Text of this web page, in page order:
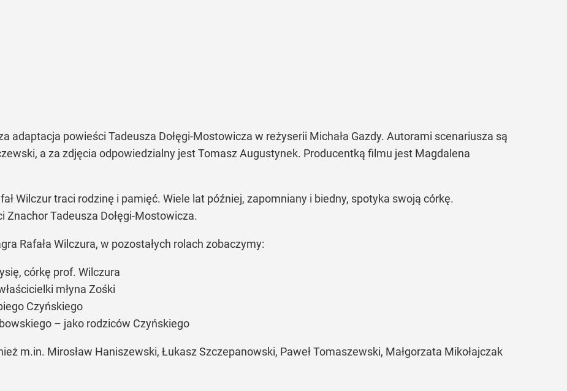
adaptacja powieści Tadeusza Dołęgi-Mostowicza w reżyserii Michała Gazdy. Autorami scenariusza są
a za zdjęcia odpowiedzialny jest Tomasz Augustynek. Producentką filmu jest Magdalena
Wilczur traci rodzinę i pamięć. Wiele lat później, zapomniany i biedny, spotyka swoją córkę.
Tadeusza Dołęgi-Mostowicza.
Rafała Wilczura, w pozostałych rolach zobaczymy:
córkę prof. Wilczura
młyna Zośki
Czyńskiego
– jako rodziców Czyńskiego
m.in. Mirosław Haniszewski, Łukasz Szczepanowski, Paweł Tomaszewski, Małgorzata Mikołajczak